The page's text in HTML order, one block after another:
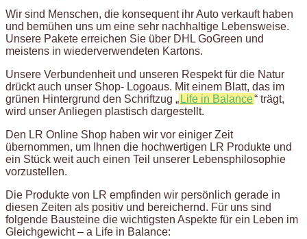
Wir sind Menschen, die konsequent ihr Auto verkauft haben
und bemühen uns um eine sehr nachhaltige Lebensweise.
Unsere Pakete erreichen Sie über DHL GoGreen und
meistens in wiederverwendeten Kartons.
Unsere Verbundenheit und unseren Respekt für die Natur
drückt auch unser Shop- Logoaus. Mit einem Blatt, das im
grünen Hintergrund den Schriftzug „ Life in Balance“ trägt,
wird unser Anliegen plastisch dargestellt.
Den LR Online Shop haben wir vor einiger Zeit
übernommen, um Ihnen die hochwertigen LR Produkte und
ein Stück weit auch einen Teil unserer Lebensphilosophie
vorzustellen.
Die Produkte von LR empfinden wir persönlich gerade in
diesen Zeiten als positiv und bereichernd. Für uns sind
folgende Bausteine die wichtigsten Aspekte für ein Leben im
Gleichgewicht – a Life in Balance: